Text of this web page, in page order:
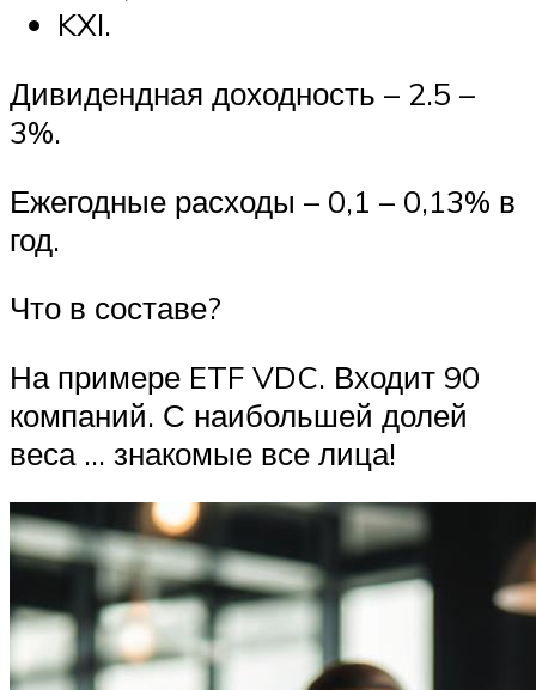
KXI.
Дивидендная доходность – 2.5 –
3%.
Ежегодные расходы – 0,1 – 0,13% в
год.
Что в составе?
На примере ETF VDC. Входит 90
компаний. С наибольшей долей
веса … знакомые все лица!